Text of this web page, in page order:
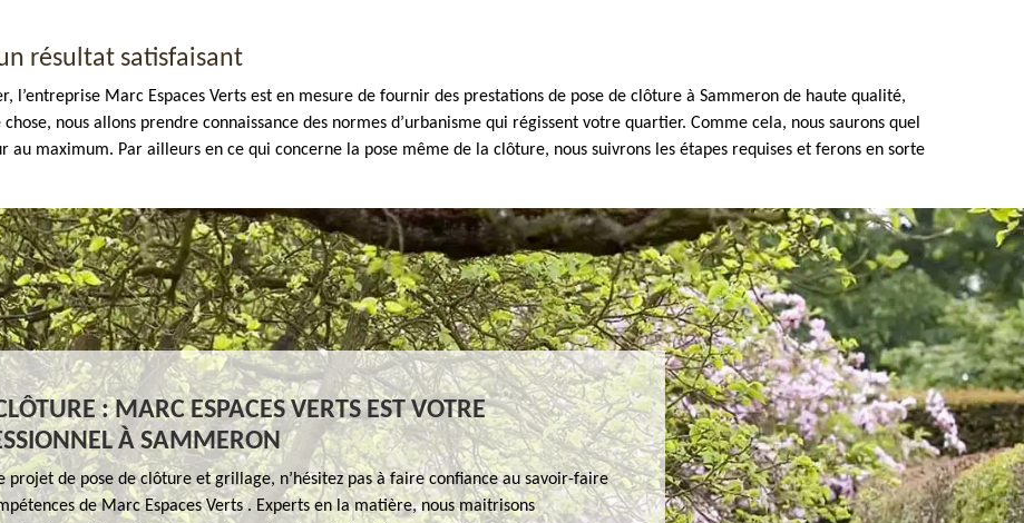
résultat satisfaisant
l’entreprise Marc Espaces Verts est en mesure de fournir des prestations de pose de clôture à Sammeron de haute qualité,
nous allons prendre connaissance des normes d’urbanisme qui régissent votre quartier. Comme cela, nous saurons quel
maximum. Par ailleurs en ce qui concerne la pose même de la clôture, nous suivrons les étapes requises et ferons en sorte
: MARC ESPACES VERTS EST VOTRE
À SAMMERON
projet de pose de clôture et grillage, n’hésitez pas à faire confiance au savoir-faire
de Marc Espaces Verts . Experts en la matière, nous maitrisons